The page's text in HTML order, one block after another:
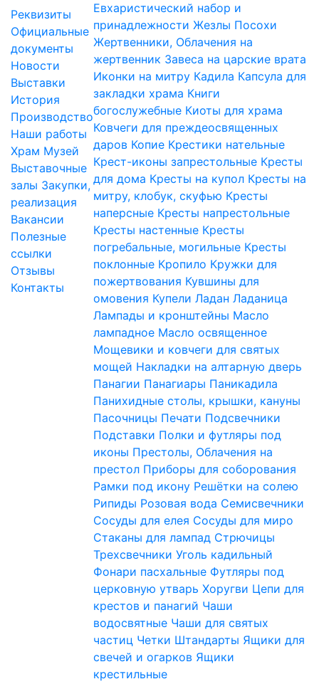
Реквизиты
Официальные
документы
Новости
Выставки
История
Производство
Наши работы
Храм Музей
Выставочные
залы Закупки,
реализация
Вакансии
Полезные
ссылки
Отзывы
Контакты
Евхаристический набор и
принадлежности Жезлы Посохи
Жертвенники, Облачения на
жертвенник Завеса на царские врата
Иконки на митру Кадила Капсула для
закладки храма Книги
богослужебные Киоты для храма
Ковчеги для преждеосвященных
даров Копие Крестики нательные
Крест-иконы запрестольные Кресты
для дома Кресты на купол Кресты на
митру, клобук, скуфью Кресты
наперсные Кресты напрестольные
Кресты настенные Кресты
погребальные, могильные Кресты
поклонные Кропило Кружки для
пожертвования Кувшины для
омовения Купели Ладан Ладаница
Лампады и кронштейны Масло
лампадное Масло освященное
Мощевики и ковчеги для святых
мощей Накладки на алтарную дверь
Панагии Панагиары Паникадила
Панихидные столы, крышки, кануны
Пасочницы Печати Подсвечники
Подставки Полки и футляры под
иконы Престолы, Облачения на
престол Приборы для соборования
Рамки под икону Решётки на солею
Рипиды Розовая вода Семисвечники
Сосуды для елея Сосуды для миро
Стаканы для лампад Стрючицы
Трехсвечники Уголь кадильный
Фонари пасхальные Футляры под
церковную утварь Хоругви Цепи для
крестов и панагий Чаши
водосвятные Чаши для святых
частиц Четки Штандарты Ящики для
свечей и огарков Ящики
крестильные